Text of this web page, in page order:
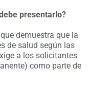
presentarlo?
demuestra que la
de salud según las
a los solicitantes
como parte de